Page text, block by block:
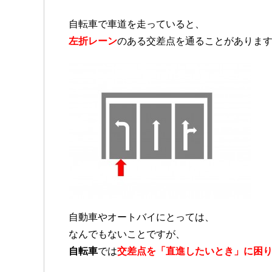
自転車で車道を走っていると、
左折レーンのある交差点を通ることがあります
自動車やオートバイにとっては、
なんでもないことですが、
自転車では交差点を「直進したいとき」に困